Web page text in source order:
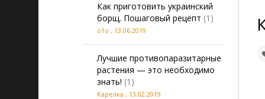
Vk группа Здоровая еда
Как приготовить украинский
борщ. Пошаговый рецепт (1)
о1о , 13.06.2019
Лучшие противопаразитарные
растения — это необходимо
знать! (1)
Карелка , 13.02.2019